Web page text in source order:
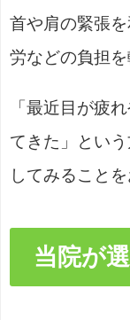
首や肩の緊張
労などの負担を
「最近目が疲
てきた」とい
してみること
当院が